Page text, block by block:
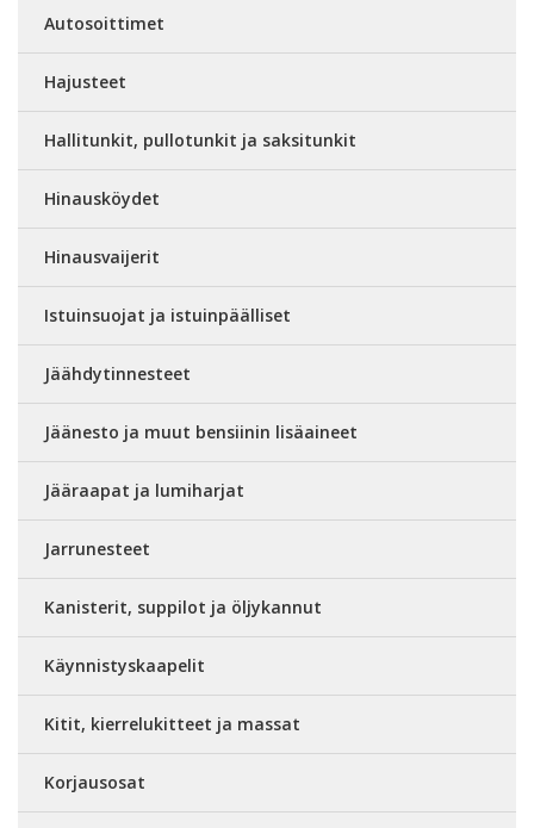
Autosoittimet
Hajusteet
Hallitunkit, pullotunkit ja saksitunkit
Hinausköydet
Hinausvaijerit
Istuinsuojat ja istuinpäälliset
Jäähdytinnesteet
Jäänesto ja muut bensiinin lisäaineet
Jääraapat ja lumiharjat
Jarrunesteet
Kanisterit, suppilot ja öljykannut
Käynnistyskaapelit
Kitit, kierrelukitteet ja massat
Korjausosat